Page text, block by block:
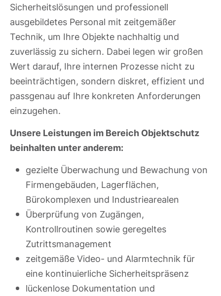
Sicherheitslösungen und professionell
ausgebildetes Personal mit zeitgemäßer
Technik, um Ihre Objekte nachhaltig und
zuverlässig zu sichern. Dabei legen wir großen
Wert darauf, Ihre internen Prozesse nicht zu
beeinträchtigen, sondern diskret, effizient und
passgenau auf Ihre konkreten Anforderungen
einzugehen.
Unsere Leistungen im Bereich Objektschutz
beinhalten unter anderem:
gezielte Überwachung und Bewachung von
Firmengebäuden, Lagerflächen,
Bürokomplexen und Industriearealen
Überprüfung von Zugängen,
Kontrollroutinen sowie geregeltes
Zutrittsmanagement
zeitgemäße Video- und Alarmtechnik für
eine kontinuierliche Sicherheitspräsenz
lückenlose Dokumentation und